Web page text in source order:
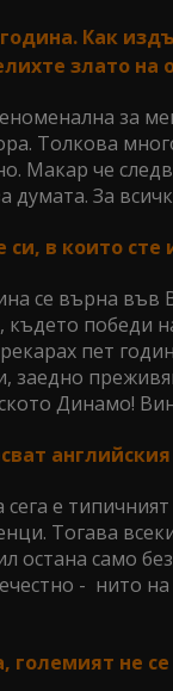
Как
злато на
за
Толкова
Макар че
думата. За
в които сте
се върна във
победи
пет
заедно
Динамо!
сега е
Тогава
остана само
- нито
големият не